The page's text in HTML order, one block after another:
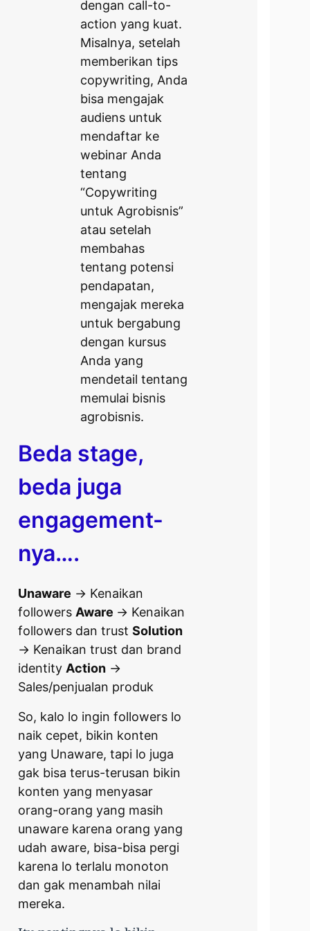
dengan call-to-
action yang kuat.
Misalnya, setelah
memberikan tips
copywriting, Anda
bisa mengajak
audiens untuk
mendaftar ke
webinar Anda
tentang
“Copywriting
untuk Agrobisnis”
atau setelah
membahas
tentang potensi
pendapatan,
mengajak mereka
untuk bergabung
dengan kursus
Anda yang
mendetail tentang
memulai bisnis
agrobisnis.
Beda stage,
beda juga
engagement-
nya….
Unaware -> Kenaikan
followers Aware -> Kenaikan
followers dan trust Solution
-> Kenaikan trust dan brand
identity Action ->
Sales/penjualan produk
So, kalo lo ingin followers lo
naik cepet, bikin konten
yang Unaware, tapi lo juga
gak bisa terus-terusan bikin
konten yang menyasar
orang-orang yang masih
unaware karena orang yang
udah aware, bisa-bisa pergi
karena lo terlalu monoton
dan gak menambah nilai
mereka.